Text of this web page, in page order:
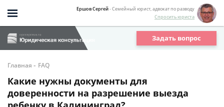
Ершов Сергей- Семейный юрист, адвокат по разводу
Спросить юриста
Задать вопрос
Главная - FAQ
Какие нужны документы для
доверенности на разрешение выезда